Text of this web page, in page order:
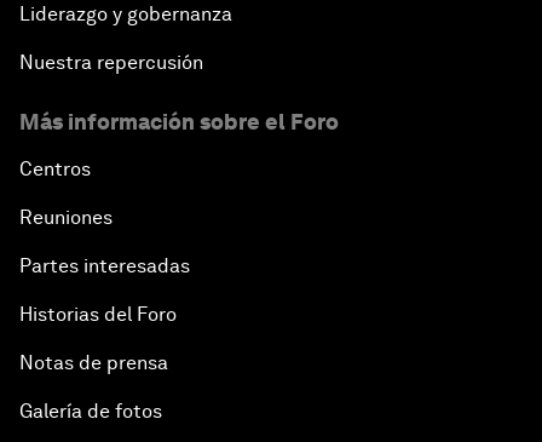
Liderazgo y gobernanza
Nuestra repercusión
Más información sobre el Foro
Centros
Reuniones
Partes interesadas
Historias del Foro
Notas de prensa
Galería de fotos